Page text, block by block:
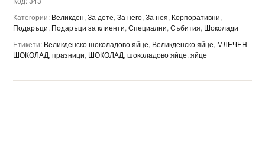
Категории: Великден, За дете, За него, За нея, Корпоративни,
Подаръци, Подаръци за клиенти, Специални, Събития, Шоколади
Етикети: Великденско шоколадово яйце, Великденско яйце, МЛЕЧЕН
ШОКОЛАД, празници, ШОКОЛАД, шоколадово яйце, яйце